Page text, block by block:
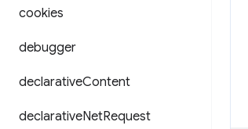
cookies
debugger
declarativeContent
declarativeNetRequest